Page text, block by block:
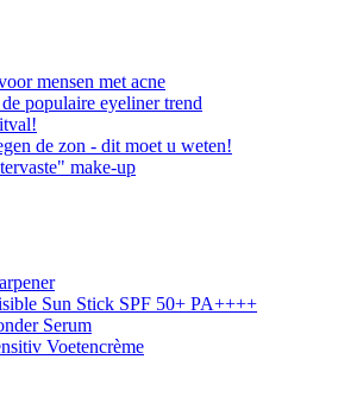
mensen met acne
populaire eyeliner trend
de zon - dit moet u weten!
make-up
Sun Stick SPF 50+ PA++++
Serum
Voetencrème